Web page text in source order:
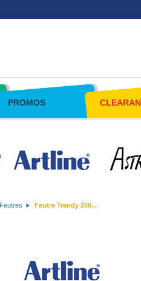
PROMOS
Feutres Feutre Trendy 200...